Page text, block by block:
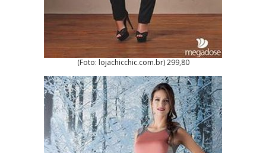
(Foto: lojachicchic.com.br) 299,80